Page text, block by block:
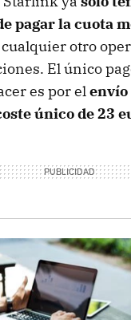
pagar la cuota
otro
El único
es por elenvío
único de 23